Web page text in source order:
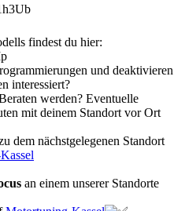
findest du hier:
und deaktivieren
interessiert?
werden? Eventuelle
mit deinem Standort vor Ort
dem nächstgelegenen Standort
an einem unserer Standorte